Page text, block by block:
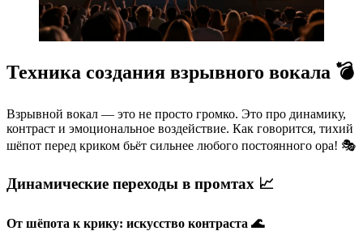
Техника создания взрывного вокала 💣
Взрывной вокал — это не просто громко. Это про динамику,
контраст и эмоциональное воздействие. Как говорится, тихий
шёпот перед криком бьёт сильнее любого постоянного ора! 🎭
Динамические переходы в промтах 📈
От шёпота к крику: искусство контраста 🌊